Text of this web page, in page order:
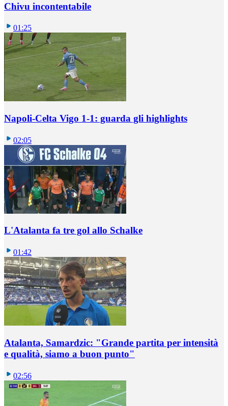
Chivu incontentabile
01:25
Napoli-Celta Vigo 1-1: guarda gli highlights
02:05
L'Atalanta fa tre gol allo Schalke
01:42
Atalanta, Samardzic: "Grande partita per intensità
e qualità, siamo a buon punto"
02:56